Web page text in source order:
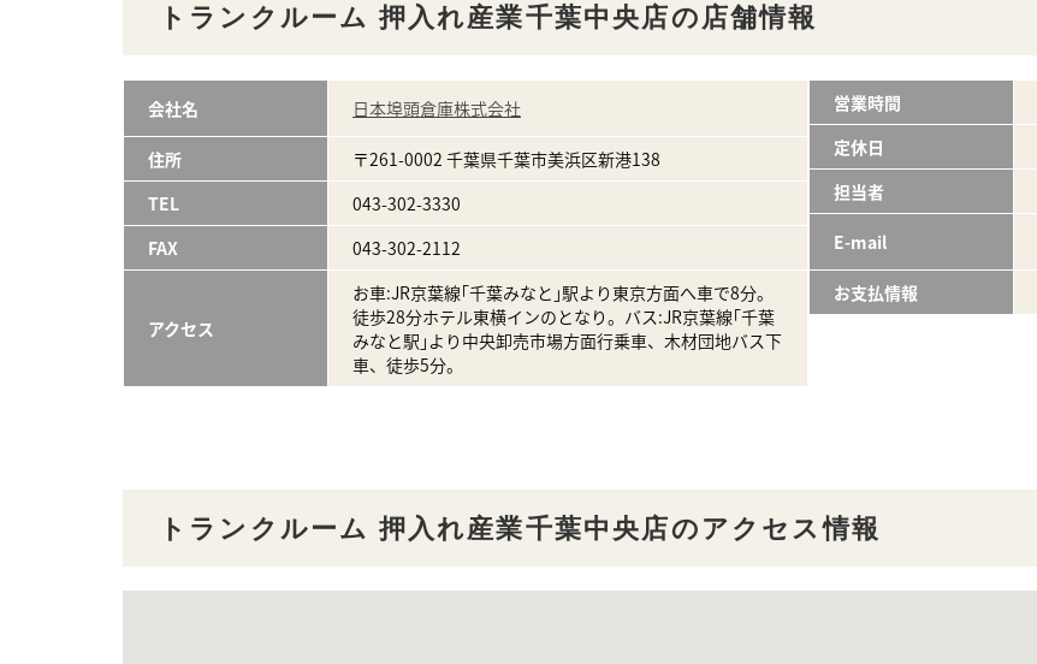
トランクルーム 押入れ産業千葉中央店の店舗情報
会社名 日本埠頭倉庫株式会社
住所
〒261-0002 千葉県千葉市美浜区新港138
TEL
043-302-3330
FAX
043-302-2112
アクセス
お車:JR京葉線｢千葉みなと｣駅より東京方面へ車で8分。
徒歩28分ホテル東横インのとなり。バス:JR京葉線｢千葉
みなと駅｣より中央卸売市場方面行乗車、木材団地バス下
車、徒歩5分。
営業時間
定休日
担当者
E-mail
お支払情報
トランクルーム 押入れ産業千葉中央店のアクセス情報